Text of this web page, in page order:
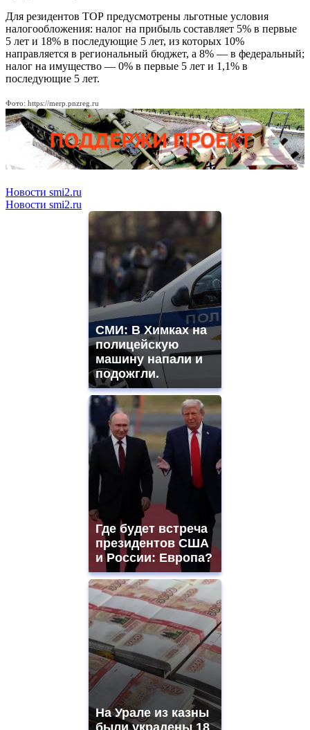
Для резидентов ТОР предусмотрены льготные условия
налогообложения: налог на прибыль составляет 5% в первые
5 лет и 18% в последующие 5 лет, из которых 10%
направляется в региональный бюджет, а 8% — в федеральный;
налог на имущество — 0% в первые 5 лет и 1,1% в
последующие 5 лет.
Фото: https://merp.pnzreg.ru
Новости smi2.ru
Новости smi2.ru
СМИ: В Химках на
полицейскую
машину напали и
подожгли.
Где будет встреча
президентов США
и России: Европа?
На Урале из казны